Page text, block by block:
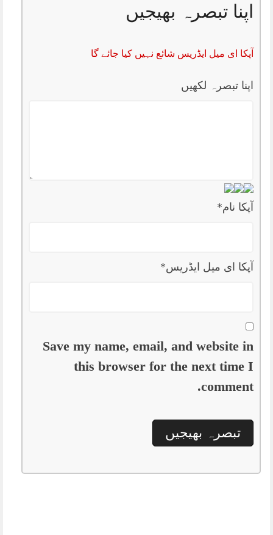
اپنا تبصرہ بھیجیں
آپکا ای میل ایڈریس شائع نہیں کیا جائے گا
اپنا تبصرہ لکھیں
آپکا نام*
آپکا ای میل ایڈریس*
Save my name, email, and website in
this browser for the next time I
comment.